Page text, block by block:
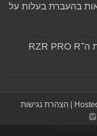
בהעברת בעלות על
פולריס חושפת את ה־RZR PRO R
הצהרת נגישות